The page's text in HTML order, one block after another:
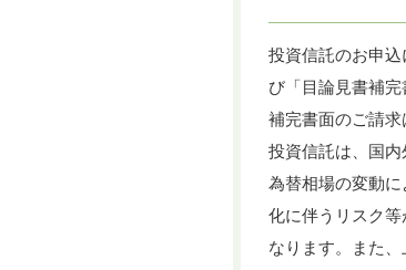
投資信託のお申
び「目論見書補
補完書面のご請求
投資信託は、国内
為替相場の変動
化に伴うリスク
なります。また